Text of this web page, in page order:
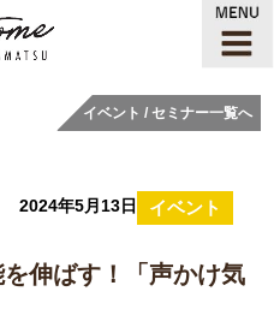
イベント / セミナー一覧へ
イベント
2024年5月13日
伸ばす！「声かけ気